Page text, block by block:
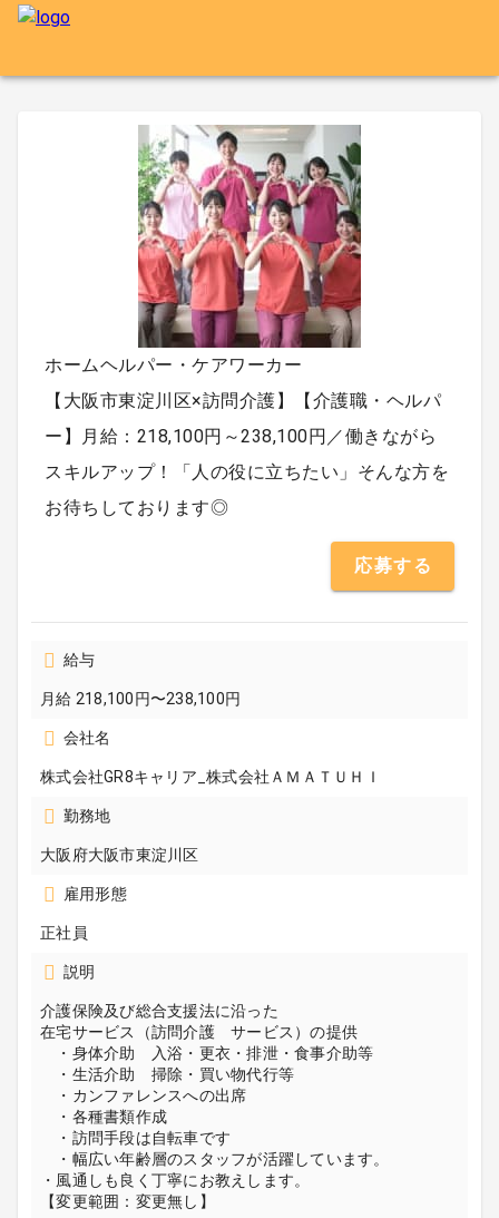
ホームヘルパー・ケアワーカー
【大阪市東淀川区×訪問介護】【介護職・ヘルパ
ー】月給：218,100円～238,100円／働きながら
スキルアップ！「人の役に立ちたい」そんな方を
お待ちしております◎
応募する
給与
月給 218,100円〜238,100円
会社名
株式会社GR8キャリア_株式会社ＡＭＡＴＵＨＩ
勤務地
大阪府大阪市東淀川区
雇用形態
正社員
説明
介護保険及び総合支援法に沿った
在宅サービス（訪問介護 サービス）の提供
・身体介助 入浴・更衣・排泄・食事介助等
・生活介助 掃除・買い物代行等
・カンファレンスへの出席
・各種書類作成
・訪問手段は自転車です
・幅広い年齢層のスタッフが活躍しています。
・風通しも良く丁寧にお教えします。
【変更範囲：変更無し】